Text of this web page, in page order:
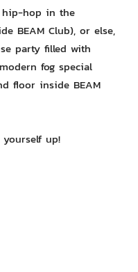
hip-hop in the
BEAM Club), or else,
party filled with
fog special
floor inside BEAM
yourself up!